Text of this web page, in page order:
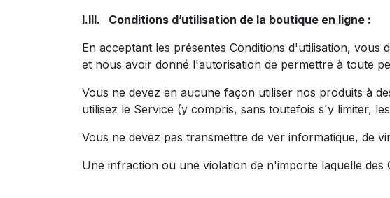
I.III. Conditions d’utilisation de la boutique en ligne :
En acceptant les présentes Conditions d'utilisation,
et nous avoir donné l'autorisation de permettre à toute
Vous ne devez en aucune façon utiliser nos produits à
utilisez le Service (y compris, sans toutefois s'y limiter,
Vous ne devez pas transmettre de ver informatique, de
Une infraction ou une violation de n'importe laquelle des